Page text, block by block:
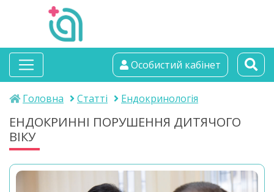
альтамедика
медичний центр
Особистий кабінет
Головна Статті Ендокринологія
ЕНДОКРИННІ ПОРУШЕННЯ ДИТЯЧОГО
ВІКУ